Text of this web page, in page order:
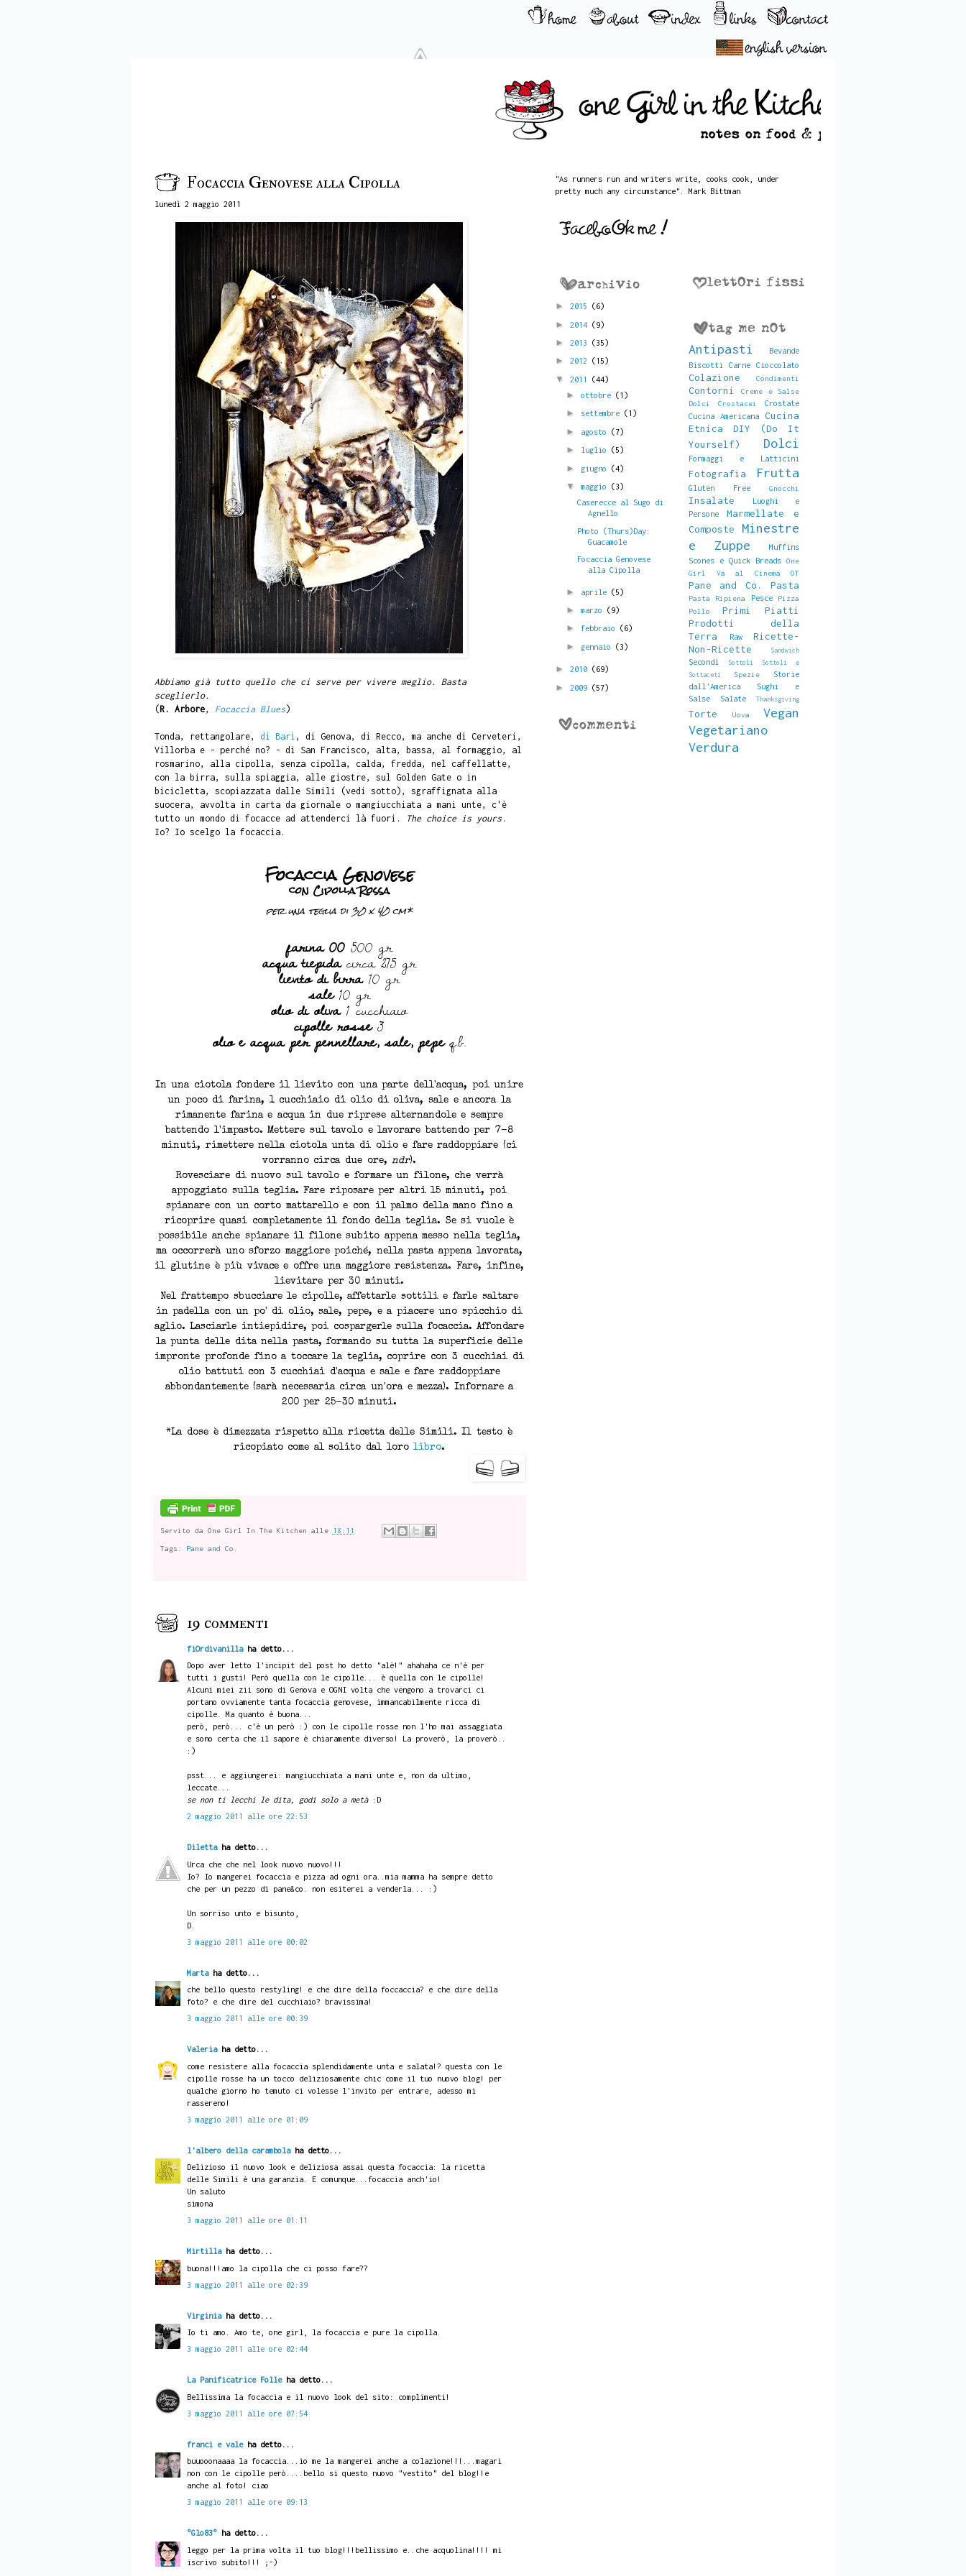
Focaccia Genovese alla Cipolla
lunedì 2 maggio 2011
Abbiamo già tutto quello che ci serve per vivere meglio. Basta
sceglierlo.
(R. Arbore, Focaccia Blues)
Tonda, rettangolare, di Bari , di Genova, di Recco, ma anche di Cerveteri,
Villorba e - perché no? - di San Francisco, alta, bassa, al formaggio, al
rosmarino, alla cipolla, senza cipolla, calda, fredda, nel caffellatte,
con la birra, sulla spiaggia, alle giostre, sul Golden Gate o in
bicicletta, scopiazzata dalle Simili (vedi sotto), sgraffignata alla
suocera, avvolta in carta da giornale o mangiucchiata a mani unte, c'è
tutto un mondo di focacce ad attenderci là fuori.
The choice is yours.
Io? Io scelgo la focaccia.
Focaccia Genovese
con Cipolla Rossa
per una teglia di 30 x 40 cm*
farina 00 500 gr
acqua tiepidacirca 275 gr
lievito di birra10 gr
sale10 gr
olio di oliva1 cucchiaio
cipolle rosse3
olio e acqua per pennellare, sale, pepeq.b.
In una ciotola fondere il lievito con una parte dell'acqua, poi unire
un poco di farina, 1 cucchiaio di olio di oliva, sale e ancora la
rimanente farina e acqua in due riprese alternandole e sempre
battendo l'impasto. Mettere sul tavolo e lavorare battendo per 7-8
minuti, rimettere nella ciotola unta di olio e fare raddoppiare (ci
vorranno circa due ore,ndr).
Rovesciare di nuovo sul tavolo e formare un filone, che verrà
appoggiato sulla teglia. Fare riposare per altri 15 minuti, poi
spianare con un corto mattarello e con il palmo della mano fino a
ricoprire quasi completamente il fondo della teglia. Se si vuole è
possibile anche spianare il filone subito appena messo nella teglia,
ma occorrerà uno sforzo maggiore poiché, nella pasta appena lavorata,
il glutine è più vivace e offre una maggiore resistenza. Fare, infine,
lievitare per 30 minuti.
Nel frattempo sbucciare le cipolle, affettarle sottili e farle saltare
in padella con un po' di olio, sale, pepe, e a piacere uno spicchio di
aglio. Lasciarle intiepidire, poi cospargerle sulla focaccia. Affondare
la punta delle dita nella pasta, formando su tutta la superficie delle
impronte profonde fino a toccare la teglia, coprire con 3 cucchiai di
olio battuti con 3 cucchiai d'acqua e sale e fare raddoppiare
abbondantemente (sarà necessaria circa un'ora e mezza). Infornare a
200 per 25-30 minuti.
*La dose è dimezzata rispetto alla ricetta delle Simili. Il testo è
ricopiato come al solito dal lorolibro.
Servito da One Girl In The Kitchen alle 18:11
Tags: Pane and Co.
19 commenti
fiOrdivanillaha detto...
Dopo aver letto l'incipit del post ho detto "alè!" ahahaha ce n'è per
tutti i gusti! Però quella con le cipolle... è quella con le cipolle!
Alcuni miei zii sono di Genova e OGNI volta che vengono a trovarci ci
portano ovviamente tanta focaccia genovese, immancabilmente ricca di
cipolle. Ma quanto è buona...
però, però... c'è un però :) con le cipolle rosse non l'ho mai assaggiata
e sono certa che il sapore è chiaramente diverso! La proverò, la proverò..
:)
psst... e aggiungerei: mangiucchiata a mani unte e, non da ultimo,
leccate...
se non ti lecchi le dita, godi solo a metà:D
2 maggio 2011 alle ore 22:53
Dilettaha detto...
Urca che che nel look nuovo nuovo!!!
Io? Io mangerei focaccia e pizza ad ogni ora..mia mamma ha sempre detto
che per un pezzo di pane&co. non esiterei a venderla... :)
Un sorriso unto e bisunto,
D.
3 maggio 2011 alle ore 00:02
Martaha detto...
che bello questo restyling! e che dire della foccaccia? e che dire della
foto? e che dire del cucchiaio? bravissima!
3 maggio 2011 alle ore 00:39
Valeriaha detto...
come resistere alla focaccia splendidamente unta e salata!? questa con le
cipolle rosse ha un tocco deliziosamente chic come il tuo nuovo blog! per
qualche giorno ho temuto ci volesse l'invito per entrare, adesso mi
rassereno!
3 maggio 2011 alle ore 01:09
l'albero della carambolaha detto...
Delizioso il nuovo look e deliziosa assai questa focaccia: la ricetta
delle Simili è una garanzia. E comunque...focaccia anch'io!
Un saluto
simona
3 maggio 2011 alle ore 01:11
Mirtillaha detto...
buona!!!amo la cipolla che ci posso fare??
3 maggio 2011 alle ore 02:39
Virginiaha detto...
Io ti amo. Amo te, one girl, la focaccia e pure la cipolla.
3 maggio 2011 alle ore 02:44
La Panificatrice Folleha detto...
Bellissima la focaccia e il nuovo look del sito: complimenti!
3 maggio 2011 alle ore 07:54
franci e valeha detto...
buuooonaaaa la focaccia...io me la mangerei anche a colazione!!!...magari
non con le cipolle però....bello si questo nuovo "vestito" del blog!!e
anche al foto! ciao
3 maggio 2011 alle ore 09:13
°Glo83°ha detto...
leggo per la prima volta il tuo blog!!!bellissimo e..che acquolina!!!! mi
iscrivo subito!!! ;-)
"As runners run and writers write, cooks cook, under
pretty much any circumstance". Mark Bittman
► 2015 (6)
► 2014 (9)
► 2013 (35)
► 2012 (15)
▼ 2011 (44)
► ottobre (1)
► settembre (1)
► agosto (7)
► luglio (5)
► giugno (4)
▼ maggio (3)
Caserecce al Sugo di
Agnello
Photo (Thurs)Day:
Guacamole
Focaccia Genovese
alla Cipolla
► aprile (5)
► marzo (9)
► febbraio (6)
► gennaio (3)
► 2010 (69)
► 2009 (57)
Antipasti
Bevande
Biscotti
Carne Cioccolato
Colazione Condimenti
Contorni
Creme e Salse
Dolci
Crostacei
Crostate
Cucina Americana
Cucina
Etnica
DIY (Do It
Yourself)
Dolci
Formaggi e Latticini
Fotografia Frutta
Gluten Free Gnocchi
Insalate
Luoghi e
Persone
Marmellate e
Composte
Minestre
e Zuppe
Muffins
Scones e Quick Breads One
Girl Va al Cinema
OT
Pane and Co. Pasta
Pasta Ripiena Pesce
Pizza
Pollo
Primi Piatti
Prodotti della
Terra
Raw
Ricette-
Non-Ricette
Sandwich
Secondi Sottoli
Sottoli e
Sottaceti
Spezie
Storie
dall'America
Sughi e
Salse Salate
Thanksgiving
Torte Uova
Vegan
Vegetariano
Verdura